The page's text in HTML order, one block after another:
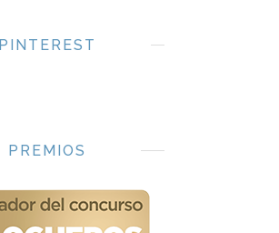
PINTEREST
PREMIOS